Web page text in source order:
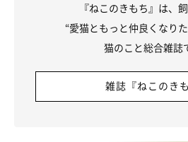
『ねこのきもち』は、
“愛猫ともっと仲良くなり
猫のこと総合雑誌
雑誌『ねこのきも